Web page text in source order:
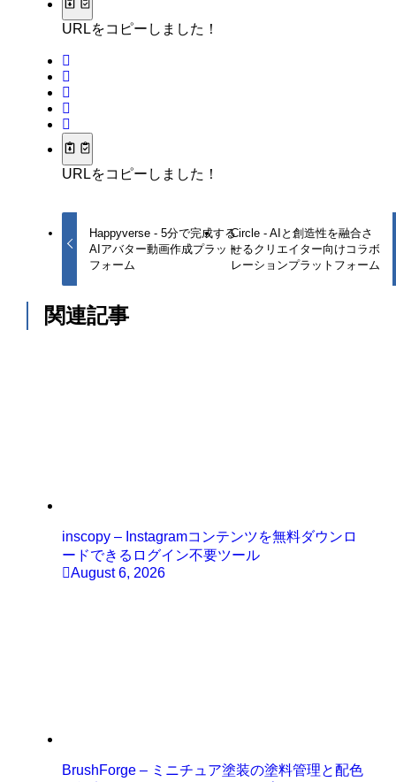
URLをコピーしました！
URLをコピーしました！
Happyverse - 5分で完成する
AIアバター動画作成プラット
フォーム
Circle - AIと創造性を融合さ
せるクリエイター向けコラボ
レーションプラットフォーム
関連記事
inscopy – Instagramコンテンツを無料ダウンロ
ードできるログイン不要ツール
August 6, 2026
BrushForge – ミニチュア塗装の塗料管理と配色